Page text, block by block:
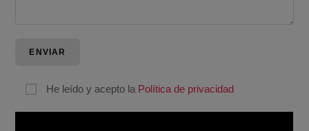
He leído y acepto la Política de privacidad